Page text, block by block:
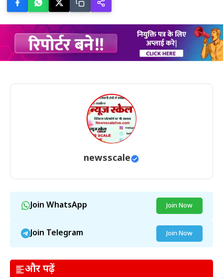
newsscale
Join WhatsApp Join Now
Join Telegram Join Now
और पढ़ें